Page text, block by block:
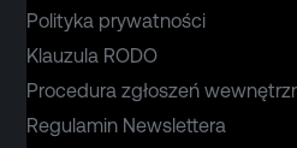
Polityka prywatności
Klauzula RODO
Procedura zgłoszeń
Regulamin Newslettera